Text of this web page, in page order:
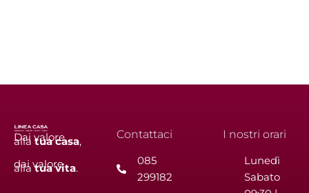
Dai valore
alla tua casa,
dai valore
allatua vita.
Contattaci
085
299182
I nostri orari
Lunedì
Sabato